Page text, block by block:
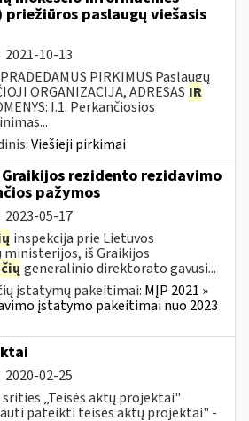
priežiūros paslaugų viešasis
2021-10-13
PIRKIMUS Paslaugų
ORGANIZACIJA, ADRESAS IR
I.1. Perkančiosios
Viešieji pirkimai
rezidento rezidavimo
pažymos
2023-05-17
inspekcija prie Lietuvos
ministerijos, iš Graikijos
generalinio direktorato gavusi...
įstatymų pakeitimai: MĮP 2021 »
įstatymo pakeitimai nuo 2023
2020-02-25
„Teisės aktų projektai"
pateikti teisės aktų projektai" -